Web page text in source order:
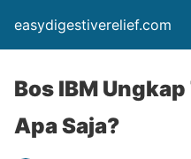
easydigestiverelief.com
Bos IBM
Apa Saja?